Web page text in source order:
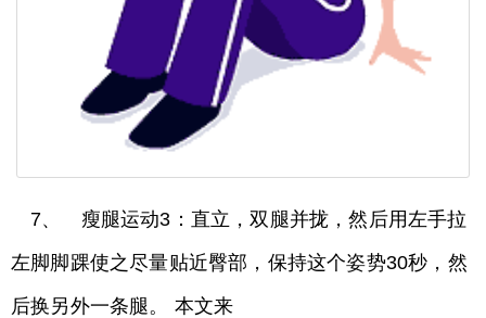
7、 瘦腿运动3：直立，双腿并拢，然后用左手拉
左脚脚踝使之尽量贴近臀部，保持这个姿势30秒，然
后换另外一条腿。 本文来